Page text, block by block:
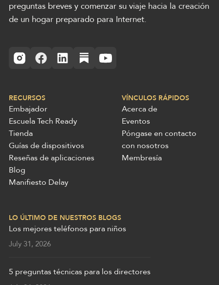
preguntas breves y comenzar su viaje hacia la creación
de un hogar preparado para Internet.
RECURSOS
Embajador
Escuela Tech Ready
Tienda
Guías de dispositivos
Reseñas de aplicaciones
Blog
Manifiesto Delay
VÍNCULOS RÁPIDOS
Acerca de
Eventos
Póngase en contacto
con nosotros
Membresía
LO ÚLTIMO DE NUESTROS BLOGS
Los mejores teléfonos para niños
July 31, 2026
5 preguntas técnicas para los directores